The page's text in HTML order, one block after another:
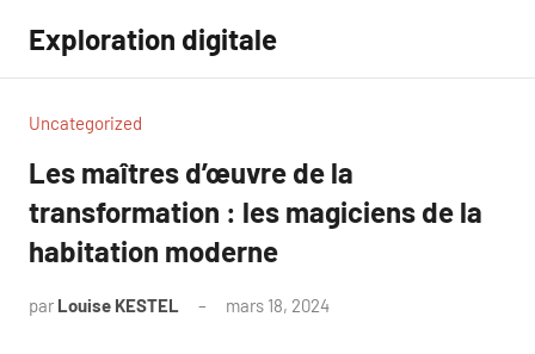
contenu
Exploration digitale
Uncategorized
Les maîtres d’œuvre de la
transformation : les magiciens de la
habitation moderne
par Louise KESTEL mars 18, 2024